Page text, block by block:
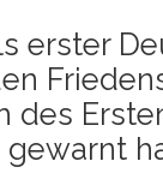
ers­ter
des